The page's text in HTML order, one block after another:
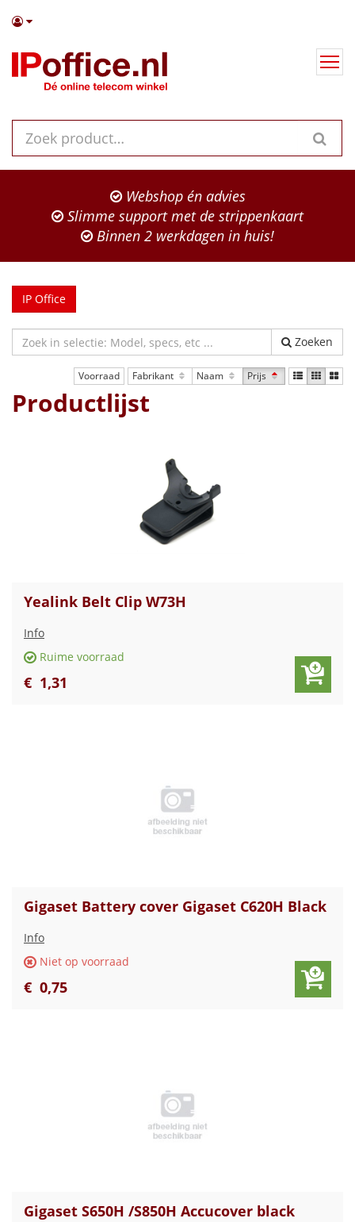
Webshop én advies
Slimme support met de strippenkaart
Binnen 2 werkdagen in huis!
IP Office
Zoeken
Voorraad Fabrikant Naam Prijs
Productlijst
Yealink Belt Clip W73H
Info
Ruime voorraad
€ 1,31
Gigaset Battery cover Gigaset C620H Black
Info
Niet op voorraad
€ 0,75
Gigaset S650H /S850H Accucover black